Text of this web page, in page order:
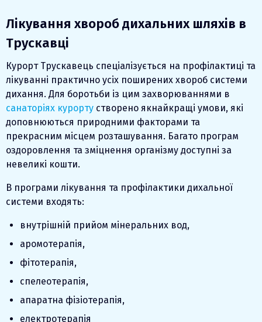
Лікування хвороб дихальних шляхів в
Трускавці
Курорт Трускавець спеціалізується на профілактиці та
лікуванні практично усіх поширених хвороб системи
дихання. Для боротьби із цим захворюваннями в
санаторіях курорту створено якнайкращі умови, які
доповнюються природними факторами та
прекрасним місцем розташування. Багато програм
оздоровлення та зміцнення організму доступні за
невеликі кошти.
В програми лікування та профілактики дихальної
системи входять:
внутрішній прийом мінеральних вод,
аромотерапія,
фітотерапія,
спелеотерапія,
апаратна фізіотерапія,
електротерапія